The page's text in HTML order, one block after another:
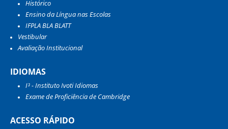
Histórico
Ensino da Língua nas Escolas
IFPLA BLA BLATT
Vestibular
Avaliação Institucional
IDIOMAS
I³ - Instituto Ivoti Idiomas
Exame de Proficiência de Cambridge
ACESSO RÁPIDO